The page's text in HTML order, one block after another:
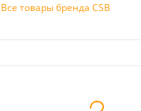
Все товары бренда CSB